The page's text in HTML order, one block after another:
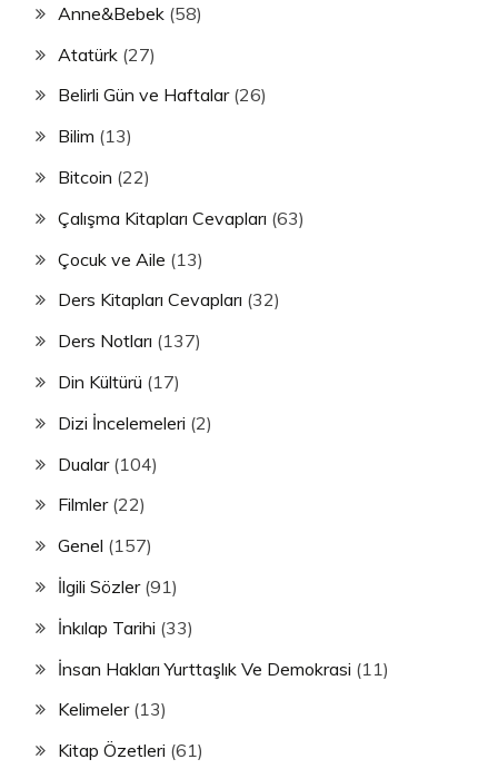
Anne&Bebek (58)
Atatürk (27)
Belirli Gün ve Haftalar(26)
Bilim (13)
Bitcoin (22)
Çalışma Kitapları Cevapları (63)
Çocuk ve Aile (13)
Ders Kitapları Cevapları (32)
Ders Notları (137)
Din Kültürü (17)
Dizi İncelemeleri (2)
Dualar(104)
Filmler(22)
Genel (157)
İlgili Sözler(91)
İnkılap Tarihi (33)
İnsan Hakları Yurttaşlık Ve Demokrasi (11)
Kelimeler(13)
Kitap Özetleri (61)